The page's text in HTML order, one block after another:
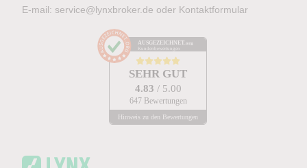
E-mail: service@lynxbroker.de oder Kontaktformular
AUSGEZEICHNET .org
Kundenbewertungen
SEHR GUT
4.83 / 5.00
647 Bewertungen
Hinweis zu den Bewertungen